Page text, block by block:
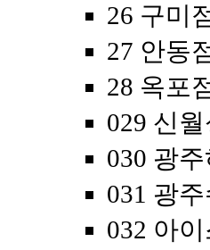
26 구미
27 안동
28 옥포
029 신월
030 광
031 광
032 아